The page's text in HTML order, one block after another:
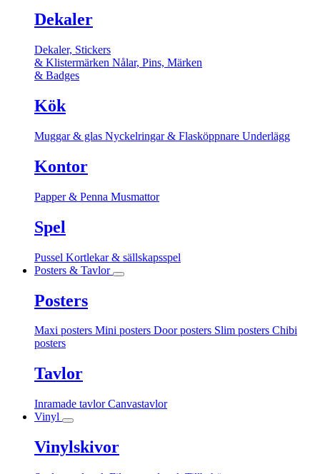
Dekaler
Dekaler, Stickers
& Klistermärken Nålar, Pins, Märken
& Badges
Kök
Muggar & glas Nyckelringar & Flasköppnare Underlägg
Kontor
Papper & Penna Musmattor
Spel
Pussel Kortlekar & sällskapsspel
Posters & Tavlor
Posters
Maxi posters Mini posters Door posters Slim posters Chibi
posters
Tavlor
Inramade tavlorCanvastavlor
Vinyl
Vinylskivor